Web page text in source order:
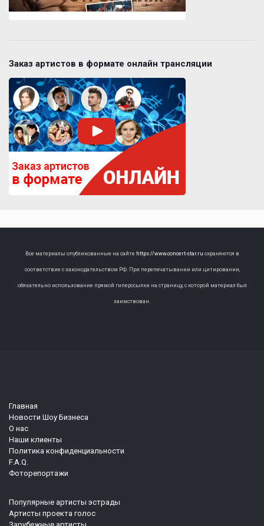
Заказ артистов в формате онлайн трансляции
Все материалы опубликованные на сайте https://www.concert-star.ru охраняются в
соответствие с законодательством РФ. При перепечатывании или цитировании,
обязательно использование прямой гиперссылки на страницу, с которой материал был
заимствован.
Главная
Новости Шоу Бизнеса
О нас
Наши клиенты
Политика конфиденциальности
F.A.Q.
Фоторепортажи
Популярные артисты эстрады
Артисты проекта голос